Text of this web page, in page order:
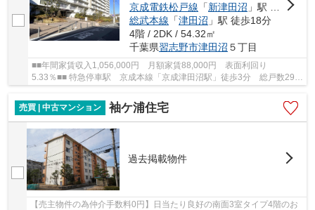
京成電鉄松戸線 「新津田沼 」駅 徒歩17分
総武本線 「津田沼 」駅 徒歩18分
4階 / 2DK / 54.32㎡
千葉県習志野市津田沼 ５丁目
■■年間家賃収入1,056,000円 月額家賃88,000円 表面利回り
5.33％■■ 特急停車駅 京成本線「京成津田沼駅」徒歩3分 総戸数296
売買 | 中古マンション
袖ケ浦住宅
過去掲載物件
【売主物件の為仲介手数料0円】日当たり良好の南面3室タイプ4階のお